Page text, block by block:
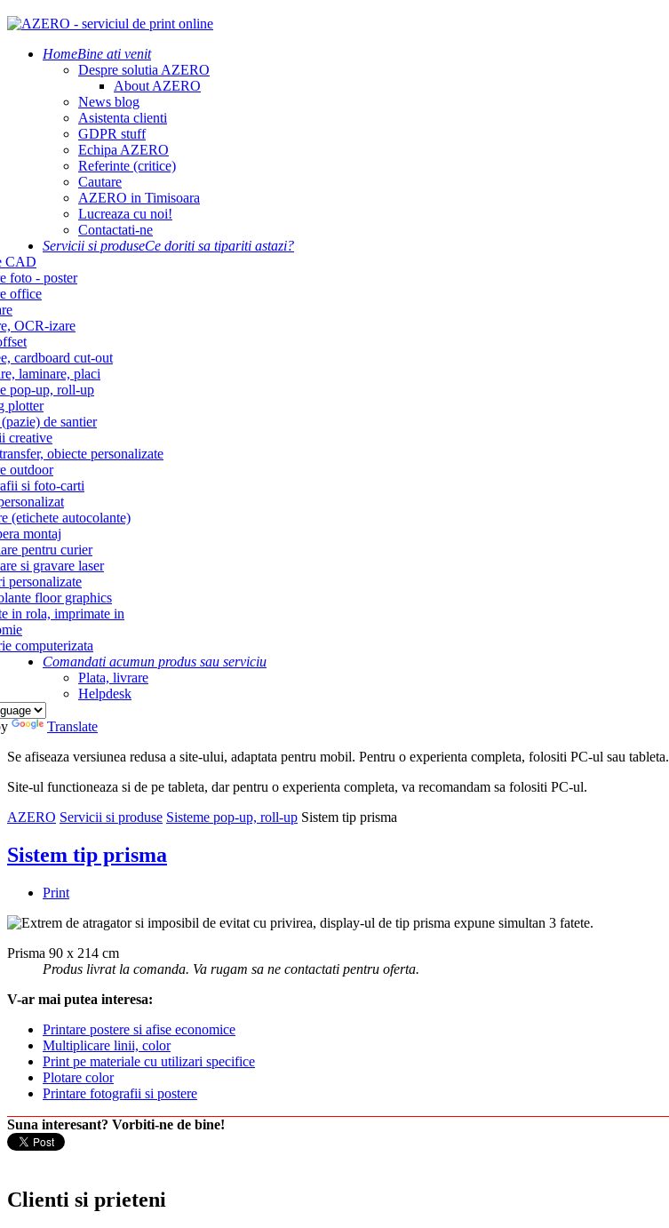
HomeBine ati venit
Despre solutia AZERO
About AZERO
News blog
Asistenta clienti
GDPR stuff
Echipa AZERO
Referinte (critice)
Cautare
AZERO in Timisoara
Lucreaza cu noi!
Contactati-ne
Servicii si produseCe doriti sa tipariti astazi?
CAD
foto - poster
office
OCR-izare
cardboard cut-out
laminare, placi
pop-up, roll-up
plotter
de santier
creative
obiecte personalizate
outdoor
si foto-carti
(etichete autocolante)
montaj
pentru curier
si gravare laser
personalizate
floor graphics
in rola, imprimate in
computerizata
Comandati acumun produs sau serviciu
Plata, livrare
Helpdesk
Translate
Se afiseaza versiunea redusa a site-ului, adaptata pentru mobil. Pentru o experienta completa, folositi PC-ul sau tableta.
Site-ul functioneaza si de pe tableta, dar pentru o experienta completa, va recomandam sa folositi PC-ul.
AZERO Servicii si produse Sisteme pop-up, roll-up Sistem tip prisma
Sistem tip prisma
Print
Extrem de atragator si imposibil de evitat cu privirea, display-ul de tip prisma expune simultan 3 fatete.
Prisma 90 x 214 cm
Produs livrat la comanda. Va rugam sa ne contactati pentru oferta.
V-ar mai putea interesa:
Printare postere si afise economice
Multiplicare linii, color
Print pe materiale cu utilizari specifice
Plotare color
Printare fotografii si postere
Suna interesant? Vorbiti-ne de bine!
Clienti si prieteni